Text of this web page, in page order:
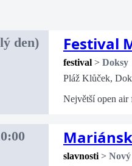
den) Festival
festival > Doksy
Pláž Klůček,
Největší open air
slavnosti >